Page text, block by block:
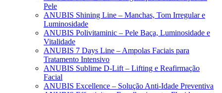
Pele
ANUBIS Shining Line – Manchas, Tom Irregular e
Luminosidade
ANUBIS Polivitaminic – Pele Baça, Luminosidade e
Vitalidade
ANUBIS 7 Days Line – Ampolas Faciais para
Tratamento Intensivo
ANUBIS Sublime D-Lift – Lifting e Reafirmação
Facial
ANUBIS Excellence – Solução Anti-Idade Preventiva